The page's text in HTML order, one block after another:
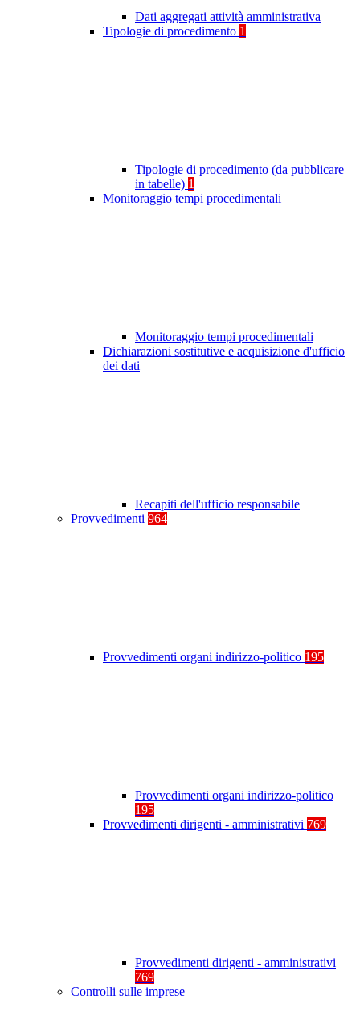
Dati aggregati attività amministrativa
Tipologie di procedimento 1
Tipologie di procedimento (da pubblicare
in tabelle) 1
Monitoraggio tempi procedimentali
Monitoraggio tempi procedimentali
Dichiarazioni sostitutive e acquisizione d'ufficio
dei dati
Recapiti dell'ufficio responsabile
Provvedimenti 964
Provvedimenti organi indirizzo-politico 195
Provvedimenti organi indirizzo-politico
195
Provvedimenti dirigenti - amministrativi 769
Provvedimenti dirigenti - amministrativi
769
Controlli sulle imprese